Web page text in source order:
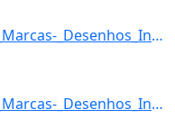
6: Titulo_da_Agenda-Diretor_de_Marcas-_Desenhos_Industriais_e_Indicacoes_Geograficas-Descricao_da_Agend]
7: Titulo_da_Agenda-Diretor_de_Marcas-_Desenhos_Industriais_e_Indicacoes_Geograficas-Descricao_da_Agend]